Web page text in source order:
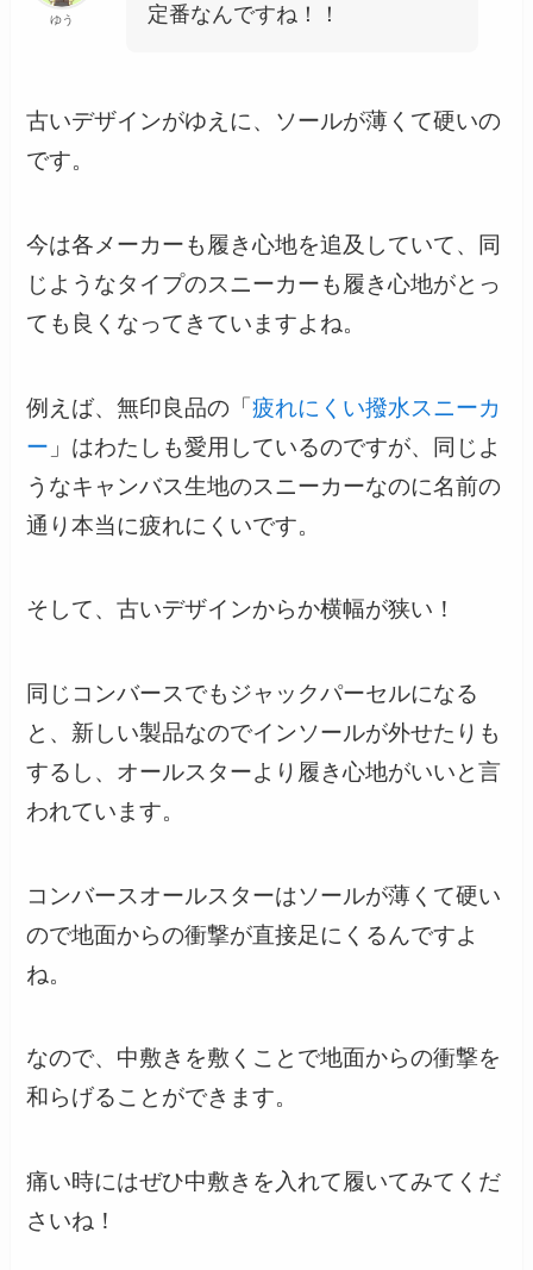
ゆう
定番なんですね！！
古いデザインがゆえに、ソールが薄くて硬いの
です。
今は各メーカーも履き心地を追及していて、同
じようなタイプのスニーカーも履き心地がとっ
ても良くなってきていますよね。
例えば、無印良品の「疲れにくい撥水スニーカ
ー 」はわたしも愛用しているのですが、同じよ
うなキャンバス生地のスニーカーなのに名前の
通り本当に疲れにくいです。
そして、古いデザインからか横幅が狭い！
同じコンバースでもジャックパーセルになる
と、新しい製品なのでインソールが外せたりも
するし、オールスターより履き心地がいいと言
われています。
コンバースオールスターはソールが薄くて硬い
ので地面からの衝撃が直接足にくるんですよ
ね。
なので、中敷きを敷くことで地面からの衝撃を
和らげることができます。
痛い時にはぜひ中敷きを入れて履いてみてくだ
さいね！